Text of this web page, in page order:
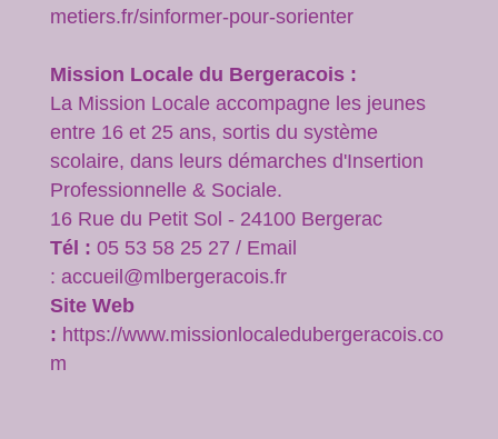
metiers.fr/sinformer-pour-sorienter
Mission Locale du Bergeracois :
La Mission Locale accompagne les jeunes
entre 16 et 25 ans, sortis du système
scolaire, dans leurs démarches d'Insertion
Professionnelle & Sociale.
16 Rue du Petit Sol - 24100 Bergerac
Tél : 05 53 58 25 27 / Email
: accueil@mlbergeracois.fr
Site Web
: https://www.missionlocaledubergeracois.co
m